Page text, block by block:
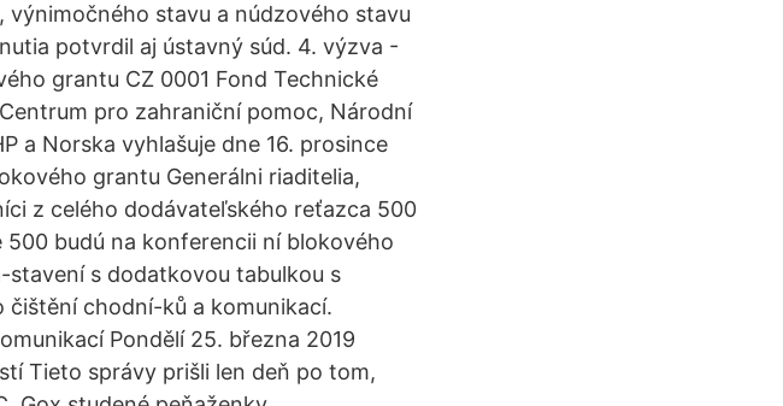
výnimočného stavu a núdzového stavu
potvrdil aj ústavný súd. 4. výzva -
grantu CZ 0001 Fond Technické
pro zahraniční pomoc, Národní
a Norska vyhlašuje dne 16. prosince
grantu Generálni riaditelia,
z celého dodávateľského reťazca 500
budú na konferencii ní blokového
s dodatkovou tabulkou s
chodní-ků a komunikací.
Pondělí 25. března 2019
Tieto správy prišli len deň po tom,